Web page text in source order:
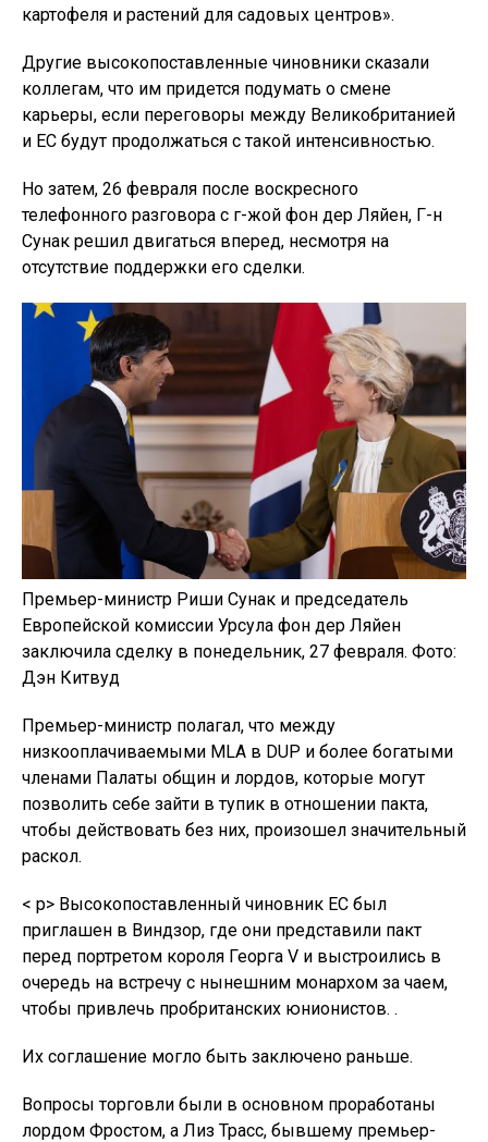
картофеля и растений для садовых центров».
Другие высокопоставленные чиновники сказали
коллегам, что им придется подумать о смене
карьеры, если переговоры между Великобританией
и ЕС будут продолжаться с такой интенсивностью.
Но затем, 26 февраля после воскресного
телефонного разговора с г-жой фон дер Ляйен, Г-н
Сунак решил двигаться вперед, несмотря на
отсутствие поддержки его сделки.
Премьер-министр Риши Сунак и председатель
Европейской комиссии Урсула фон дер Ляйен
заключила сделку в понедельник, 27 февраля. Фото:
Дэн Китвуд
Премьер-министр полагал, что между
низкооплачиваемыми MLA в DUP и более богатыми
членами Палаты общин и лордов, которые могут
позволить себе зайти в тупик в отношении пакта,
чтобы действовать без них, произошел значительный
раскол.
< p> Высокопоставленный чиновник ЕС был
приглашен в Виндзор, где они представили пакт
перед портретом короля Георга V и выстроились в
очередь на встречу с нынешним монархом за чаем,
чтобы привлечь пробританских юнионистов. .
Их соглашение могло быть заключено раньше.
Вопросы торговли были в основном проработаны
лордом Фростом, а Лиз Трасс, бывшему премьер-